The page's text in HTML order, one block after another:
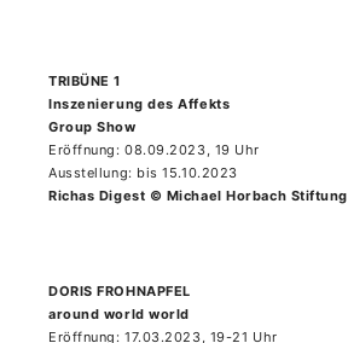
TRIBÜNE 1
Inszenierung des Affekts
Group Show
Eröffnung: 08.09.2023, 19 Uhr
Ausstellung: bis 15.10.2023
Richas Digest © Michael Horbach Stiftung
DORIS FROHNAPFEL
around world world
Eröffnung: 17.03.2023, 19-21 Uhr